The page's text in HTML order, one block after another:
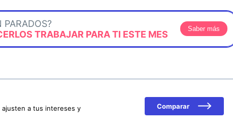
PARADOS?
TRABAJAR PARA TI ESTE MES
Saber más
ajusten a tus intereses y
Comparar